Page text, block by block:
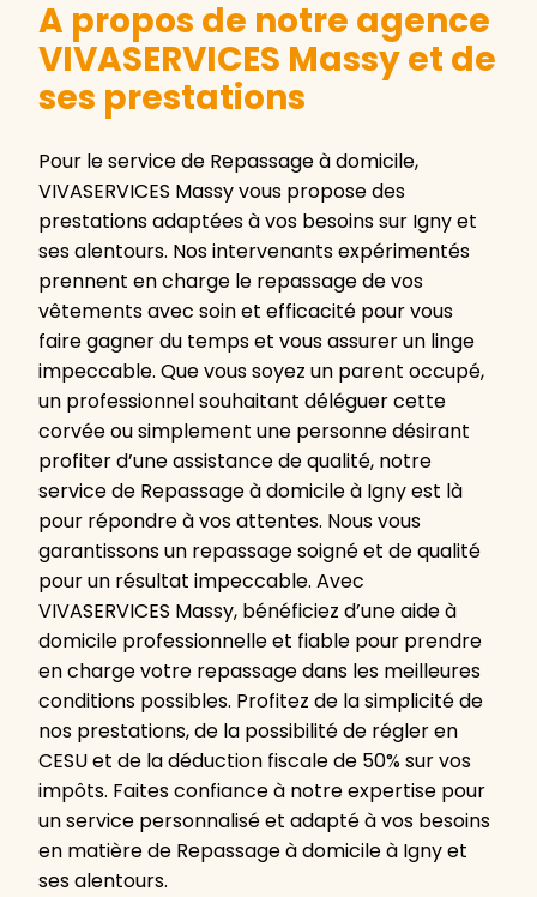
A propos de notre agence
VIVASERVICES Massy et de
ses prestations
Pour le service de Repassage à domicile,
VIVASERVICES Massy vous propose des
prestations adaptées à vos besoins sur Igny et
ses alentours. Nos intervenants expérimentés
prennent en charge le repassage de vos
vêtements avec soin et efficacité pour vous
faire gagner du temps et vous assurer un linge
impeccable. Que vous soyez un parent occupé,
un professionnel souhaitant déléguer cette
corvée ou simplement une personne désirant
profiter d’une assistance de qualité, notre
service de Repassage à domicile à Igny est là
pour répondre à vos attentes. Nous vous
garantissons un repassage soigné et de qualité
pour un résultat impeccable. Avec
VIVASERVICES Massy, bénéficiez d’une aide à
domicile professionnelle et fiable pour prendre
en charge votre repassage dans les meilleures
conditions possibles. Profitez de la simplicité de
nos prestations, de la possibilité de régler en
CESU et de la déduction fiscale de 50% sur vos
impôts. Faites confiance à notre expertise pour
un service personnalisé et adapté à vos besoins
en matière de Repassage à domicile à Igny et
ses alentours.